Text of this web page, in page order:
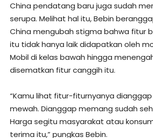
China pendatang baru juga sudah
serupa. Melihat hal itu, Bebin
China mengubah stigma bahwa fitur
itu tidak hanya laik didapatkan oleh
Mobil di kelas bawah hingga
disematkan fitur canggih itu.
“Kamu lihat fitur-fiturnyanya
mewah. Dianggap memang sudah
Harga segitu masyarakat atau
terima itu,” pungkas Bebin.